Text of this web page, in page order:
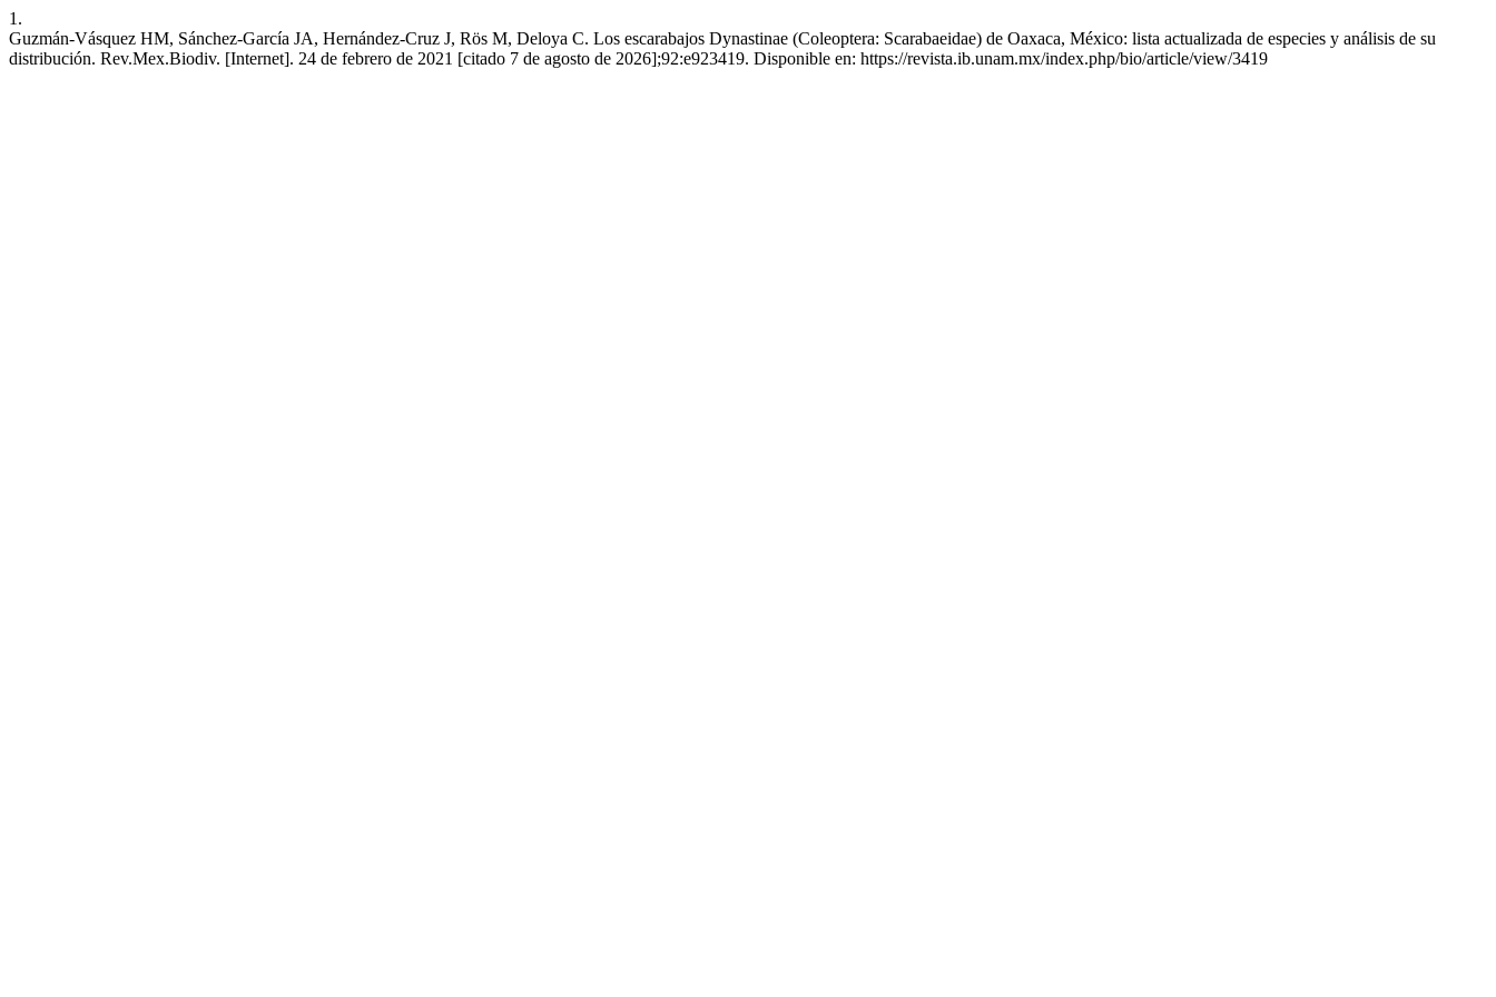
1.
Guzmán-Vásquez HM, Sánchez-García JA, Hernández-Cruz J, Rös M, Deloya C. Los escarabajos Dynastinae (Coleoptera: Scarabaeidae) de Oaxaca, México: lista actualizada de especies y análisis de su
distribución. Rev.Mex.Biodiv. [Internet]. 24 de febrero de 2021 [citado 7 de agosto de 2026];92:e923419. Disponible en: https://revista.ib.unam.mx/index.php/bio/article/view/3419